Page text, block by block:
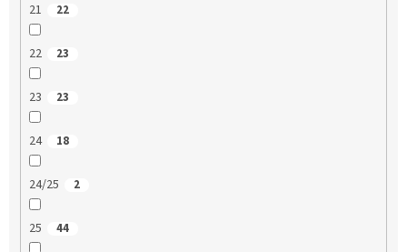
21 22
22 23
23 23
24 18
24/25 2
25 44